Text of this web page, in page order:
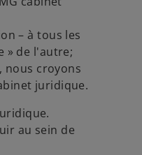
– à tous les
» de l'autre;
nous croyons
juridique.
au sein de